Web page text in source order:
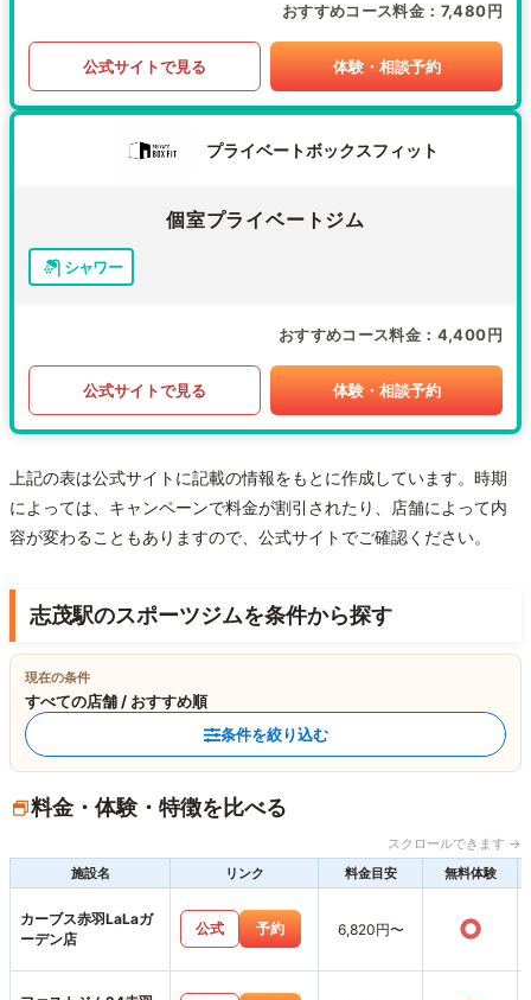
おすすめコース料金 7,480円
公式サイトで見る 体験・相談予約
プライベートボックスフィット
個室プライベートジム
シャワー
おすすめコース料金 4,400円
公式サイトで見る 体験・相談予約
上記の表は公式サイトに記載の情報をもとに作成しています。時期
によっては、キャンペーンで料金が割引されたり、店舗によって内
容が変わることもありますので、公式サイトでご確認ください。
志茂駅のスポーツジムを条件から探す
現在の条件
すべての店舗 / おすすめ順
条件を絞り込む
料金・体験・特徴を比べる
スクロールできます →
施設名
リンク 料金目安 無料体験
カーブス赤羽LaLaガ
ーデン店
公式 予約 6,820円〜 ○